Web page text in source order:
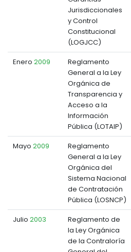
Jurisdiccionales
y Control
Constitucional
(LOGJCC)
Enero 2009
Reglamento
General a la Ley
Orgánica de
Transparencia y
Acceso a la
Información
Pública (LOTAIP)
Mayo 2009
Reglamento
General a la Ley
Orgánica del
Sistema Nacional
de Contratación
Pública (LOSNCP)
Julio 2003
Reglamento de
la Ley Orgánica
de la Contraloría